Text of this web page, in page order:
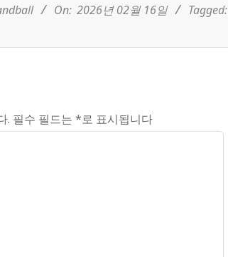
On: 2026년 02월 16일 Tagged:
. 필수 필드는 *로 표시됩니다